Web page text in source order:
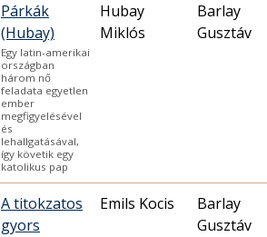
Párkák
(Hubay)
Egy latin-amerikai
országban
három nő
feladata egyetlen
ember
megfigyelésével
és
lehallgatásával,
így követik egy
katolikus pap
Hubay
Miklós
Barlay
Gusztáv
A titokzatos
gyors
Emils Kocis
Barlay
Gusztáv